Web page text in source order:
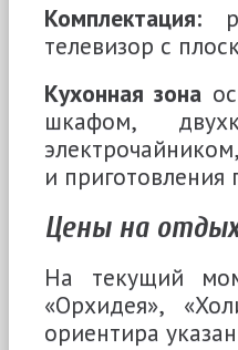
Комплектация:
телевизор с
Кухонная зона
шкафом,
и приготовления
Цены на
На текущий
«Орхидея»,
ориентира